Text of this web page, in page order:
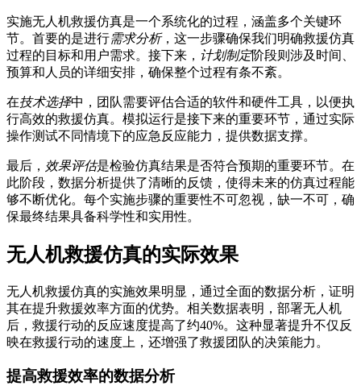
实施无人机救援仿真是一个系统化的过程，涵盖多个关键环
节。首要的是进行需求分析，这一步骤确保我们明确救援仿真
过程的目标和用户需求。接下来， 计划制定阶段则涉及时间、
预算和人员的详细安排，确保整个过程有条不紊。
在技术选择中，团队需要评估合适的软件和硬件工具，以便执
行高效的救援仿真。模拟运行是接下来的重要环节，通过实际
操作测试不同情境下的应急反应能力，提供数据支撑。
最后， 效果评估是检验仿真结果是否符合预期的重要环节。在
此阶段，数据分析提供了清晰的反馈，使得未来的仿真过程能
够不断优化。每个实施步骤的重要性不可忽视，缺一不可，确
保最终结果具备科学性和实用性。
无人机救援仿真的实际效果
无人机救援仿真的实施效果明显，通过全面的数据分析，证明
其在提升救援效率方面的优势。相关数据表明，部署无人机
后，救援行动的反应速度提高了约40%。这种显著提升不仅反
映在救援行动的速度上，还增强了救援团队的决策能力。
提高救援效率的数据分析